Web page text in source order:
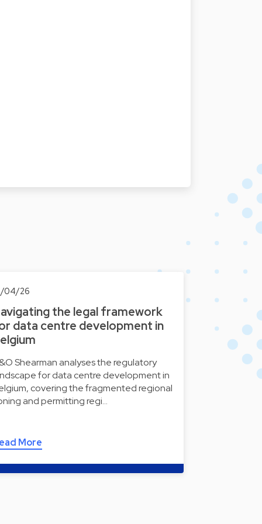
04/26
the legal framework
data centre development in
Shearman analyses the regulatory
for data centre development in
covering the fragmented regional
and permitting regi…
More